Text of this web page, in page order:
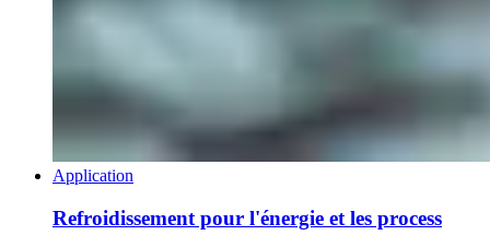
Application
Refroidissement pour l'énergie et les process